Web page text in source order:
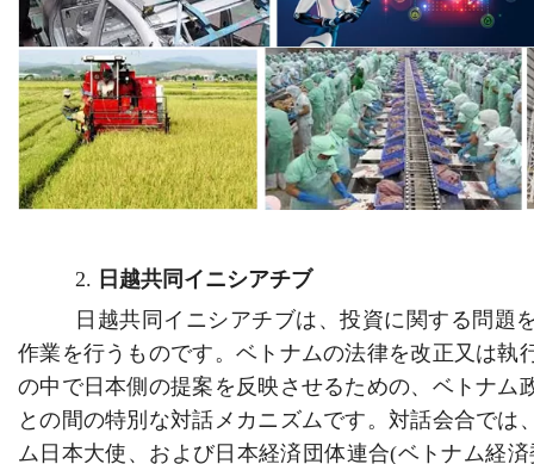
2. 日越共同イニシアチブ
日越共同イニシアチブは、投資に関する問題
作業を行うものです。ベトナムの法律を改正又は執
の中で日本側の提案を反映させるための、ベトナム
との間の特別な対話メカニズムです。対話会合では
ム日本大使、および日本経済団体連合(ベトナム経